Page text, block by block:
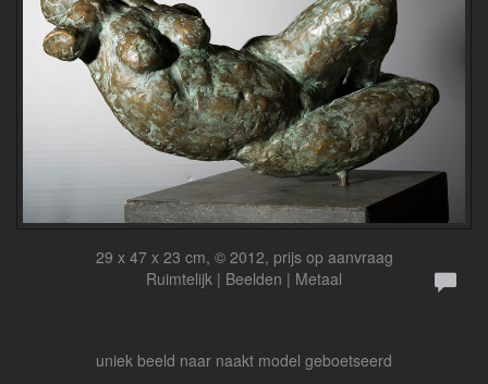
29 x 47 x 23 cm, © 2012, prijs op aanvraag
Ruimtelijk | Beelden | Metaal
uniek beeld naar naakt model geboetseerd